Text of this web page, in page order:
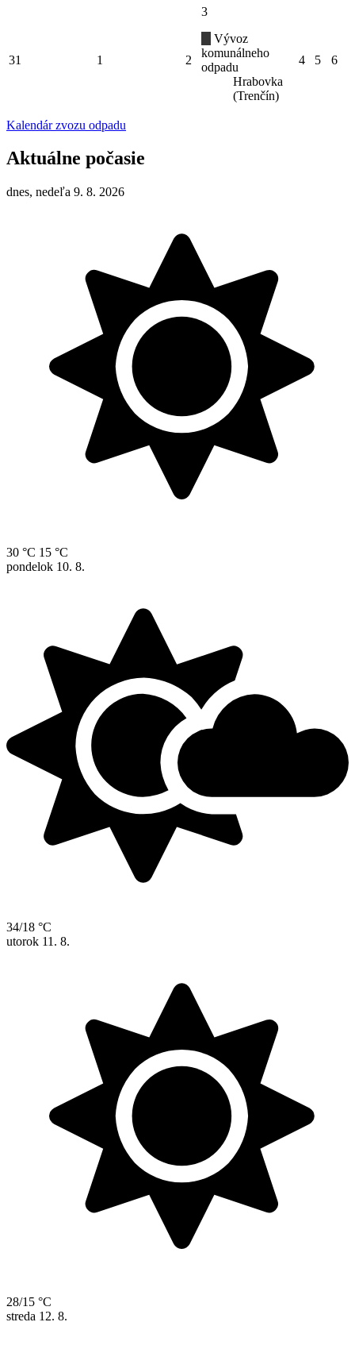
31 1 2
3
Vývoz
komunálneho
odpadu
Hrabovka
(Trenčín)
4 5 6
Kalendár zvozu odpadu
Aktuálne počasie
dnes, nedeľa 9. 8. 2026
30 °C 15 °C
pondelok 10. 8.
34/18 °C
utorok 11. 8.
28/15 °C
streda 12. 8.